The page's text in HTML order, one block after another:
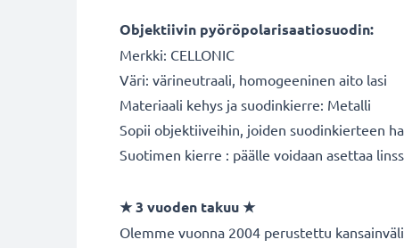
Objektiivin pyöröpolarisaatiosuodin:
Merkki: CELLONIC
Väri: värineutraali, homogeeninen aito lasi
Materiaali kehys ja suodinkierre: Metalli
Sopii objektiiveihin, joiden suodinkierteen
Suotimen kierre : päälle voidaan asettaa
★ 3 vuoden takuu ★
Olemme vuonna 2004 perustettu